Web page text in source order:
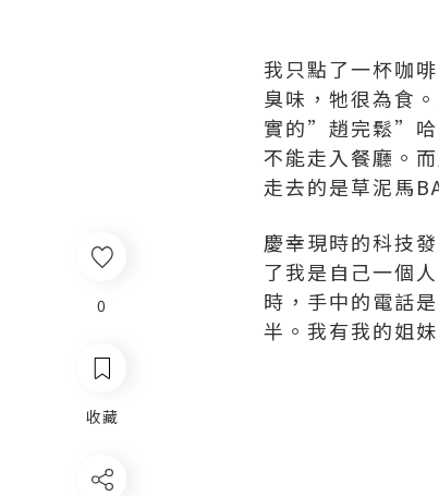
0
收藏
我只點了一杯咖
臭味，牠很為食
實的”趙完鬆”哈
不能走入餐廳。
走去的是草泥馬
慶幸現時的科技
了我是自己一個
時，手中的電話
半。我有我的姐妹